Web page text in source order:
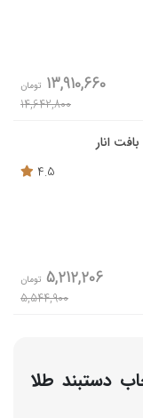
13,910,660 تومان
14,642,800
انار
4.5
5,212,206 تومان
5,544,900
دستبند طلا